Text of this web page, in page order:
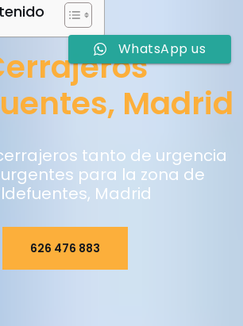
Madrid
tanto de urgencia
para la zona de
Madrid
626 476 883
WhatsApp us